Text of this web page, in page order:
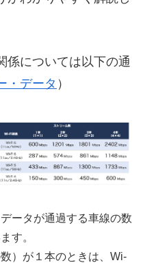
係については以下の通
・データ ）
ータが通過する車線の数
す。
）が１本のときは、Wi-